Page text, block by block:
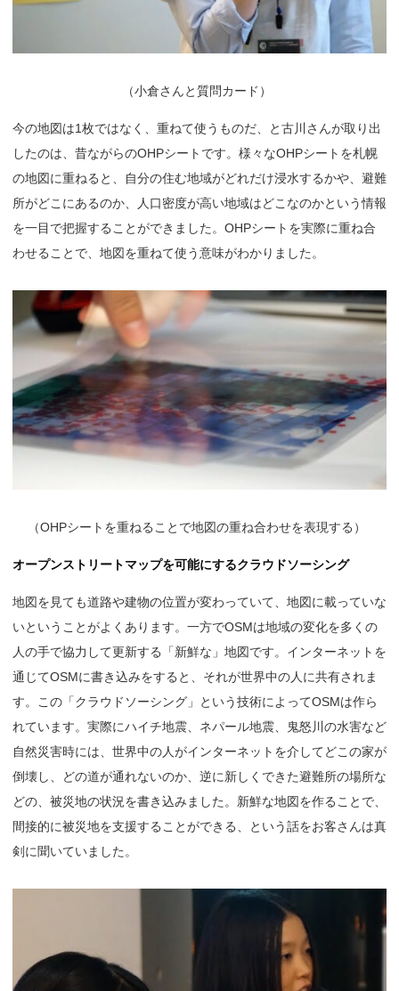
（小倉さんと質問カード）
今の地図は1枚ではなく、重ねて使うものだ、と古川さんが取り出
したのは、昔ながらのOHPシートです。様々なOHPシートを札幌
の地図に重ねると、自分の住む地域がどれだけ浸水するかや、避難
所がどこにあるのか、人口密度が高い地域はどこなのかという情報
を一目で把握することができました。OHPシートを実際に重ね合
わせることで、地図を重ねて使う意味がわかりました。
（OHPシートを重ねることで地図の重ね合わせを表現する）
オープンストリートマップを可能にするクラウドソーシング
地図を見ても道路や建物の位置が変わっていて、地図に載っていな
いということがよくあります。一方でOSMは地域の変化を多くの
人の手で協力して更新する「新鮮な」地図です。インターネットを
通じてOSMに書き込みをすると、それが世界中の人に共有されま
す。この「クラウドソーシング」という技術によってOSMは作ら
れています。実際にハイチ地震、ネパール地震、鬼怒川の水害など
自然災害時には、世界中の人がインターネットを介してどこの家が
倒壊し、どの道が通れないのか、逆に新しくできた避難所の場所な
どの、被災地の状況を書き込みました。新鮮な地図を作ることで、
間接的に被災地を支援することができる、という話をお客さんは真
剣に聞いていました。